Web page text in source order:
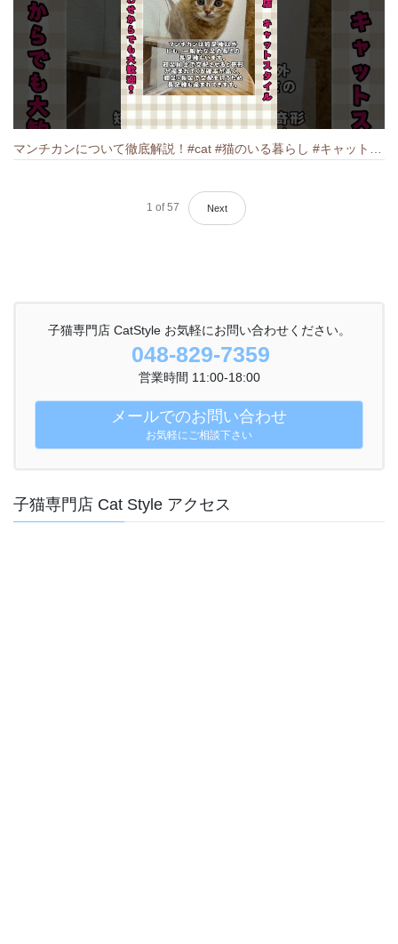
マンチカンについて徹底解説！#cat #猫のいる暮らし #キャット #ねこ #ペットショップ #munchkin #マンチカン
1 of 57 Next
子猫専門店 CatStyle お気軽にお問い合わせください。
048-829-7359
営業時間 11:00-18:00
メールでのお問い合わせ
お気軽にご相談下さい
子猫専門店 Cat Style アクセス